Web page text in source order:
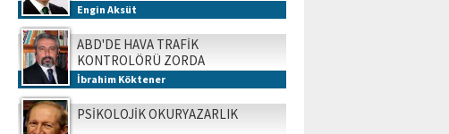
Engin Aksüt
ABD'DE HAVA TRAFİK
KONTROLÖRÜ ZORDA
İbrahim Köktener
PSİKOLOJİK OKURYAZARLIK